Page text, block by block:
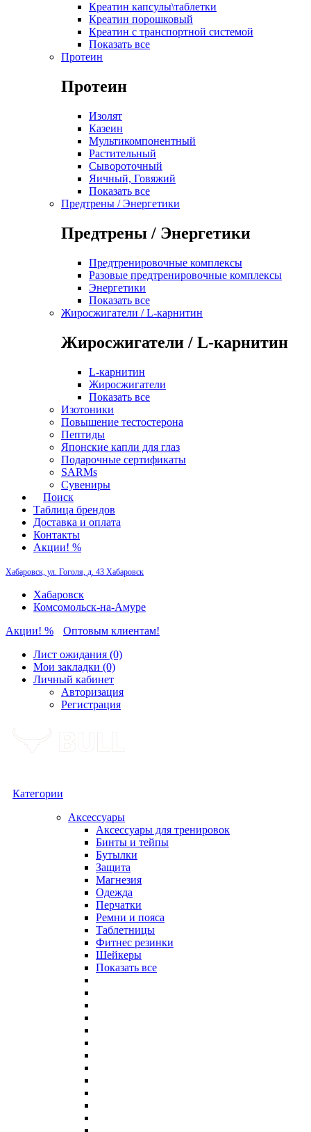
Креатин капсулы\таблетки
Креатин порошковый
Креатин с транспортной системой
Показать все
Протеин
Протеин
Изолят
Казеин
Мультикомпонентный
Растительный
Сывороточный
Яичный, Говяжий
Показать все
Предтрены / Энергетики
Предтрены / Энергетики
Предтренировочные комплексы
Разовые предтренировочные комплексы
Энергетики
Показать все
Жиросжигатели / L-карнитин
Жиросжигатели / L-карнитин
L-карнитин
Жиросжигатели
Показать все
Изотоники
Повышение тестостерона
Пептиды
Японские капли для глаз
Подарочные сертификаты
SARMs
Сувениры
Поиск
Таблица брендов
Доставка и оплата
Контакты
Акции! %
Хабаровск, ул. Гоголя, д. 43 Хабаровск
Хабаровск
Комсомольск-на-Амуре
Акции! %
Оптовым клиентам!
Лист ожидания (0)
Мои закладки (0)
Личный кабинет
Авторизация
Регистрация
Категории
Аксессуары
Аксессуары для тренировок
Бинты и тейпы
Бутылки
Защита
Магнезия
Одежда
Перчатки
Ремни и пояса
Таблетницы
Фитнес резинки
Шейкеры
Показать все